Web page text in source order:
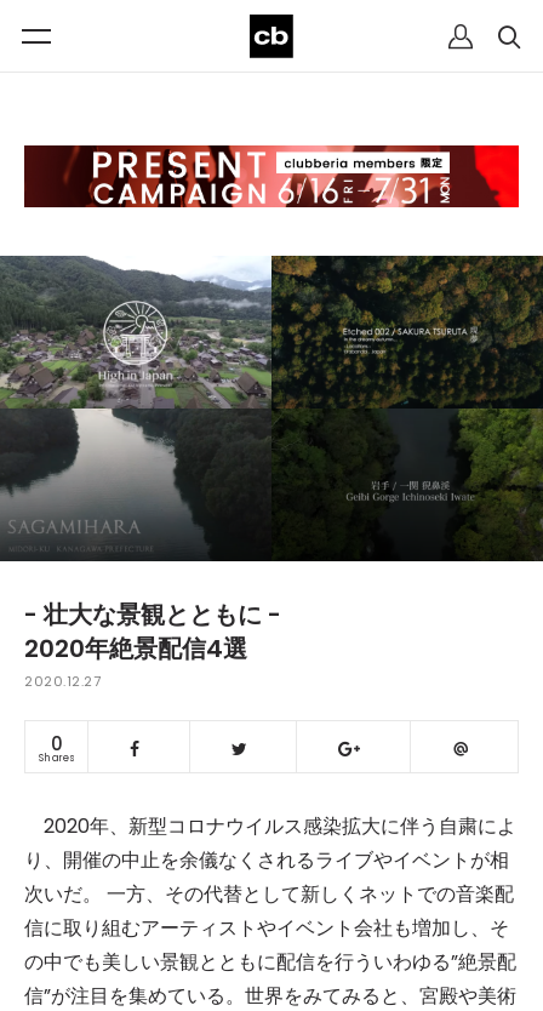
- 壮大な景観とともに -
2020年絶景配信4選
2020.12.27
0
Shares
2020年、新型コロナウイルス感染拡大に伴う自粛によ
り、開催の中止を余儀なくされるライブやイベントが相
次いだ。 一方、その代替として新しくネットでの音楽配
信に取り組むアーティストやイベント会社も増加し、そ
の中でも美しい景観とともに配信を行ういわゆる”絶景配
信”が注目を集めている。世界をみてみると、宮殿や美術